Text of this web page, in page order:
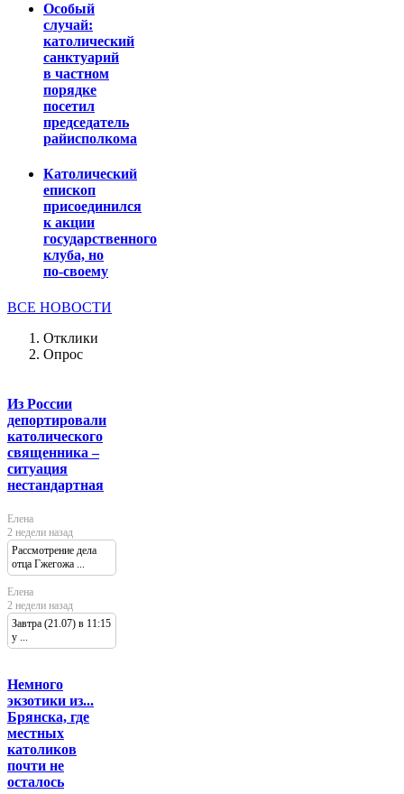
Особый
случай:
католический
санктуарий
в частном
порядке
посетил
председатель
райисполкома
Католический
епископ
присоединился
к акции
государственного
клуба, но
по-своему
ВСЕ НОВОСТИ
Отклики
Опрос
Из России
депортировали
католического
священника –
ситуация
нестандартная
Елена
2 недели назад
Рассмотрение дела
отца Гжегожа ...
Елена
2 недели назад
Завтра (21.07) в 11:15
у ...
Немного
экзотики из...
Брянска, где
местных
католиков
почти не
осталось